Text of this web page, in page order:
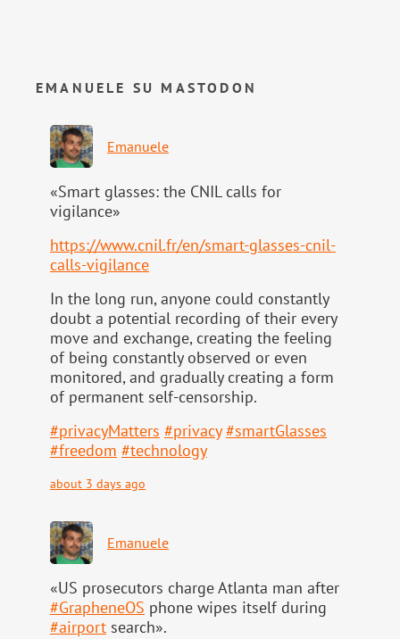
EMANUELE SU MASTODON
Emanuele
«Smart glasses: the CNIL calls for
vigilance»
https://www.cnil.fr/en/smart-glasses-cnil-
calls-vigilance
In the long run, anyone could constantly
doubt a potential recording of their every
move and exchange, creating the feeling
of being constantly observed or even
monitored, and gradually creating a form
of permanent self-censorship.
#privacyMatters #privacy #smartGlasses
#freedom #technology
about 3 days ago
Emanuele
«US prosecutors charge Atlanta man after
#GrapheneOS phone wipes itself during
#airport search».